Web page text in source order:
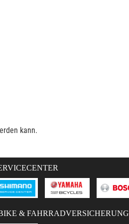
kann.
& FAHRRADVERSICHERUNG